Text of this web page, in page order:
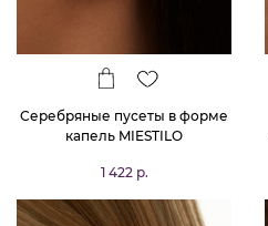
Серебряные пусеты в форме
капель MIESTILO
1 422 р.